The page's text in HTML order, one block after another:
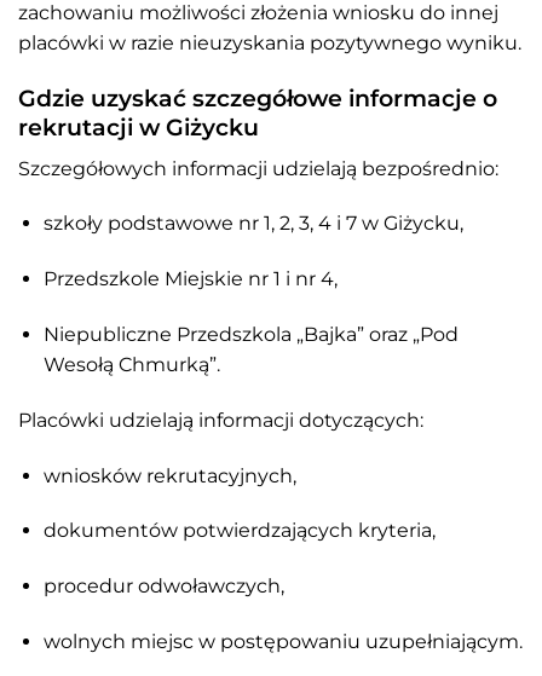
zachowaniu możliwości złożenia wniosku do innej
placówki w razie nieuzyskania pozytywnego wyniku.
Gdzie uzyskać szczegółowe informacje o
rekrutacji w Giżycku
Szczegółowych informacji udzielają bezpośrednio:
szkoły podstawowe nr 1, 2, 3, 4 i 7 w Giżycku,
Przedszkole Miejskie nr 1 i nr 4,
Niepubliczne Przedszkola „Bajka” oraz „Pod
Wesołą Chmurką”.
Placówki udzielają informacji dotyczących:
wniosków rekrutacyjnych,
dokumentów potwierdzających kryteria,
procedur odwoławczych,
wolnych miejsc w postępowaniu uzupełniającym.